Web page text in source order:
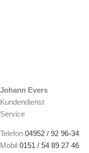
Johann Evers
Kundendienst
Service
Telefon 04952 / 92 96-34
Mobil 0151 / 54 89 27 46